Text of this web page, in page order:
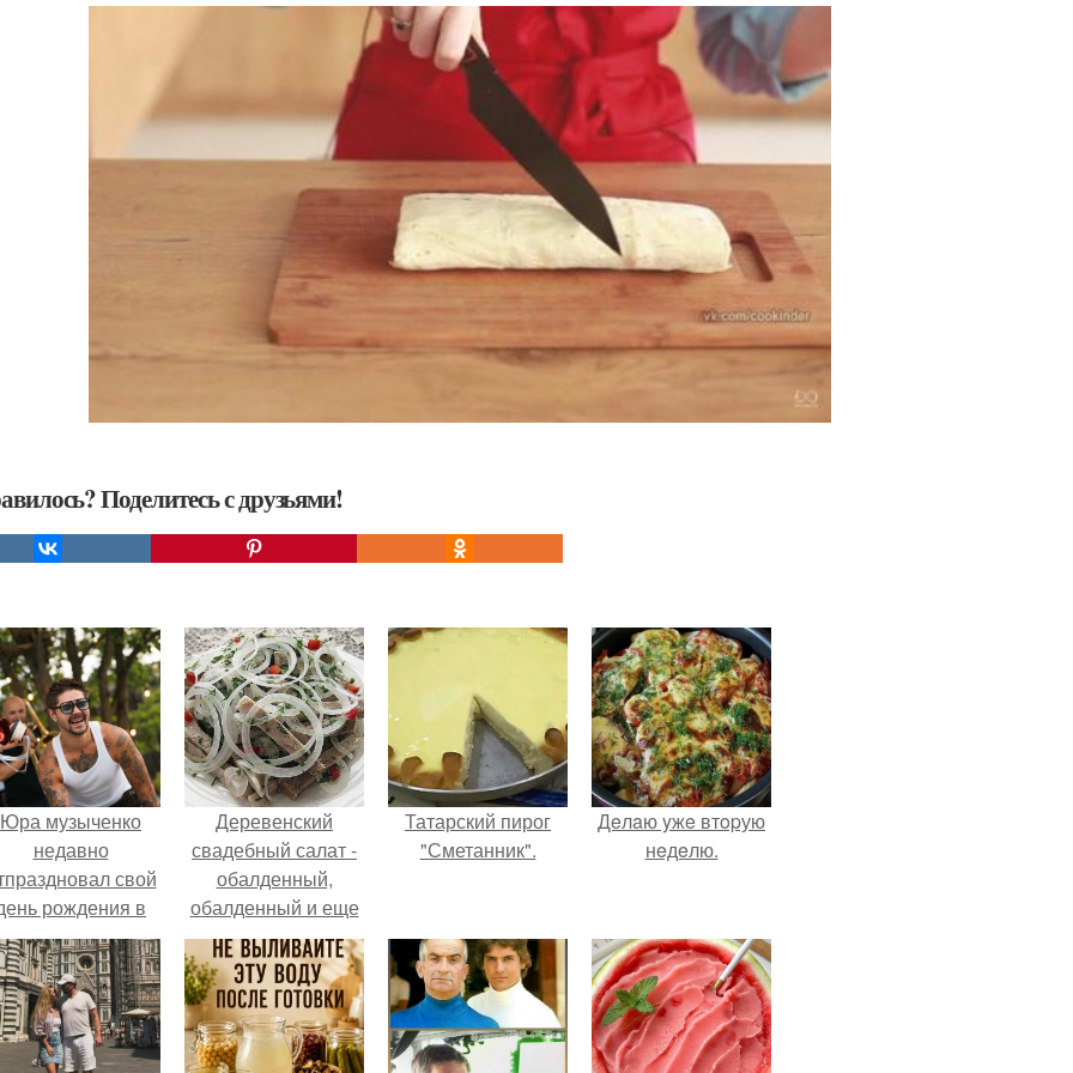
Поделитесь с друзьями!
Юра музыченко
недавно
свой
рождения в
кругу самых
и родных
людей.
Деревенский
свадебный салат -
обалденный,
обалденный и еще
раз обалденный!
Татарский пирог
"Сметанник".
Дeлaю yжe втopую
нeдeлю.